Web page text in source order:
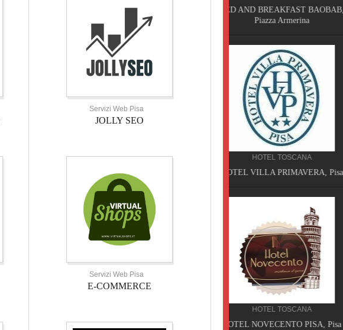
Servizi Web Pisa
JOLLY SEO
Servizi Web Pisa
E-COMMERCE
BED AND BREAKFAST BAOBAB,
Piazza Armerina
HOTEL TOSCANA
HOTEL VILLA PRIMAVERA, Pisa
HOTEL NOVECENTO PISA, Pisa
TORRE PENDENTE
VILLAGE, Pisa
SERVIZI TOSCANA
VELATHRI TOUR, Casciana